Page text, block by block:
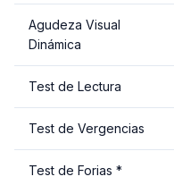
Agudeza Visual
Dinámica
Test de Lectura
Test de Vergencias
Test de Forias *